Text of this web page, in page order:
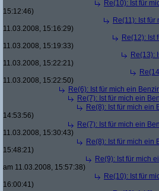
Re(10): Ist für
15:12:46)
Re(11): Ist
11.03.2008, 15:16:29)
Re(12): Ist
11.03.2008, 15:19:33)
Re(13):
11.03.2008, 15:22:21)
11.03.2008, 15:22:50)
Re(6): Ist für mich ein
Re(7): Ist für mich ein
Re(8): Ist für mich ein
14:53:56)
Re(7): Ist für mich ein
11.03.2008, 15:30:43)
Re(8): Ist für mich ein
15:48:21)
Re(9): Ist für mich
am 11.03.2008, 15:57:38)
Re(10): Ist für
16:00:41)